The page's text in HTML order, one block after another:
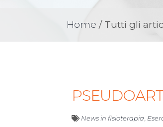
Home / Tutti gli
News in fisioterapia